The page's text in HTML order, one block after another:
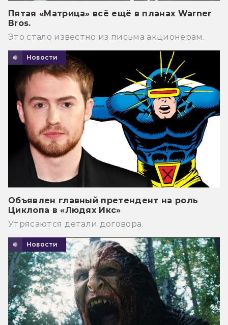
Пятая «Матрица» всё ещё в планах Warner
Bros.
Это стало известно из письма акционерам.
Новости
Объявлен главный претендент на роль
Циклопа в «Людях Икс»
Утрясаются детали договора.
Новости